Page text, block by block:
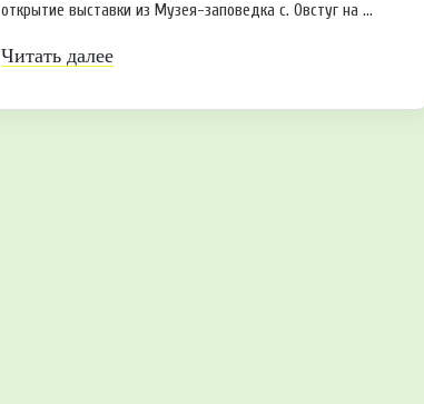
открытие выставки из Музея-заповедка с. Овстуг на ...
Читать далее